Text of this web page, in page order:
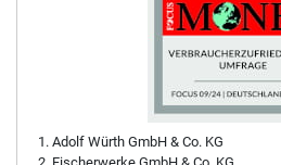
Adolf Würth GmbH & Co. KG